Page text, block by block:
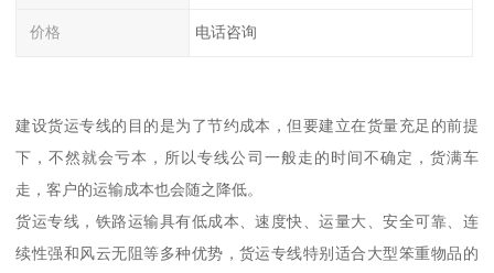
价格 电话咨询
建设货运专线的目的是为了节约成本，但要建立在货量充足的前提
下，不然就会亏本，所以专线公司一般走的时间不确定，货满车
走，客户的运输成本也会随之降低。
货运专线，铁路运输具有低成本、速度快、运量大、安全可靠、连
续性强和风云无阻等多种优势，货运专线特别适合大型笨重物品的